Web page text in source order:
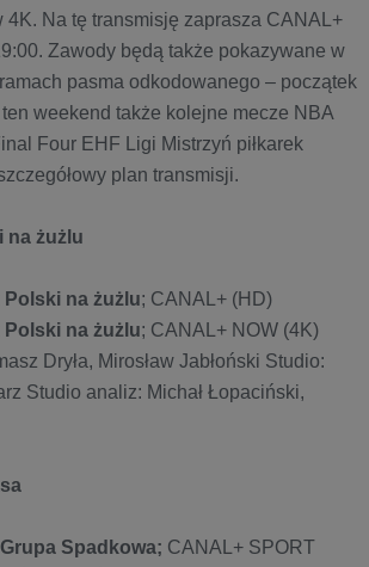
4K. Na tę transmisję zaprasza CANAL+
Zawody będą także pokazywane w
pasma odkodowanego – początek
weekend także kolejne mecze NBA
Four EHF Ligi Mistrzyń piłkarek
plan transmisji.
na żużlu
na żużlu; CANAL+ (HD)
na żużlu; CANAL+ NOW (4K)
Dryła, Mirosław Jabłoński Studio:
Studio analiz: Michał Łopaciński,
Spadkowa; CANAL+ SPORT